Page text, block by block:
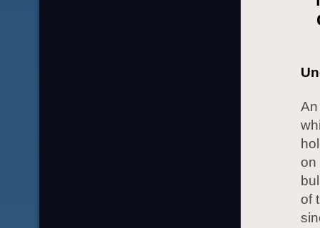
on
of